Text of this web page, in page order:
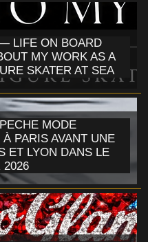
LIFE ON BOARD
MY WORK AS A
SKATER AT SEA
MODE
PARIS AVANT UNE
ET LYON DANS LE
2026